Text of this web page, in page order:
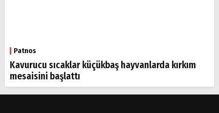
Patnos
Kavurucu sıcaklar küçükbaş hayvanlarda kırkım
mesaisini başlattı